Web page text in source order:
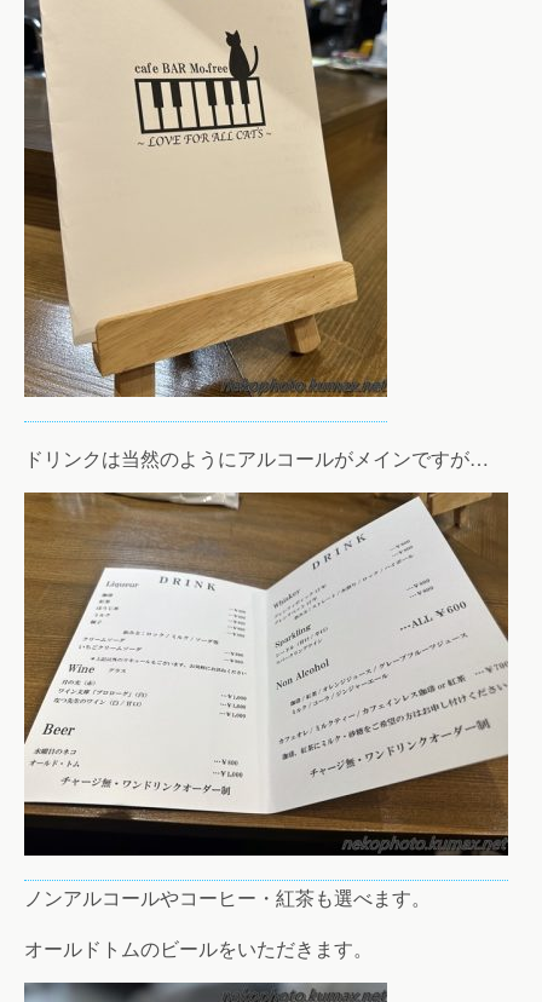
ドリンクは当然のようにアルコールがメインですが…
ノンアルコールやコーヒー・紅茶も選べます。
オールドトムのビールをいただきます。